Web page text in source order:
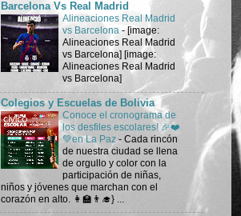
Barcelona Vs Real Madrid
Alineaciones Real Madrid
vs Barcelona - [image:
Alineaciones Real Madrid
vs Barcelona] [image:
Alineaciones Real Madrid
vs Barcelona]
Colegios y Escuelas de Bolivia
Conoce el cronograma de
los desfiles escolares! 🎉❤️
💚en La Paz - Cada rincón
de nuestra ciudad se llena
de orgullo y color con la
participación de niñas,
niños y jóvenes que marchan con el
corazón en alto. 👩‍🏫👨‍🎓} ...